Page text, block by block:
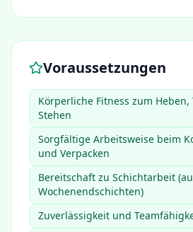
Voraussetzungen
Körperliche Fitness zum
Stehen
Sorgfältige Arbeitsweise beim
und Verpacken
Bereitschaft zu Schichtarbeit
Wochenendschichten)
Zuverlässigkeit und